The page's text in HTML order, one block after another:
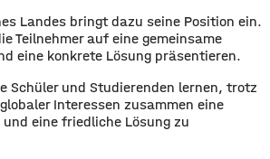
Landes bringt dazu seine Position ein.
Teilnehmer auf eine gemeinsame
eine konkrete Lösung präsentieren.
Schüler und Studierenden lernen, trotz
Interessen zusammen eine
eine friedliche Lösung zu